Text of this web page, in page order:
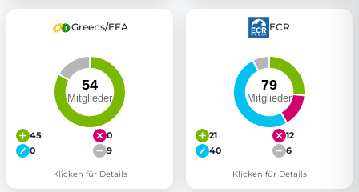
Greens/EFA
45
0
0
9
Klicken für Details
ECR
21
12
40
6
Klicken für Details